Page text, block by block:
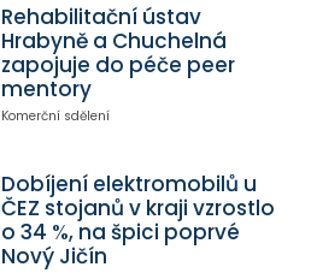
Rehabilitační ústav
Hrabyně a Chuchelná
zapojuje do péče peer
mentory
Komerční sdělení
Dobíjení elektromobilů u
ČEZ stojanů v kraji vzrostlo
o 34 %, na špici poprvé
Nový Jičín